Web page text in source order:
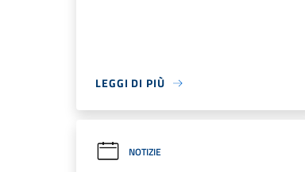
LEGGI DI PIÙ
NOTIZIE